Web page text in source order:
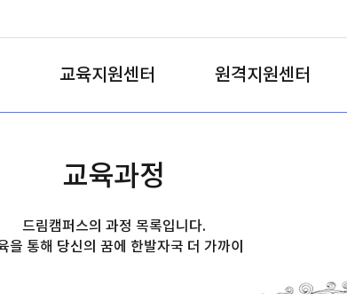
교육지원센터 원격지원센터
교육과정
드림캠퍼스의 과정 목록입니다.
을 통해 당신의 꿈에 한발자국 더 가까이